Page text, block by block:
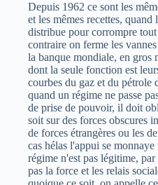
Depuis 1962 ce sont les
et les mêmes recettes,
distribue pour corrompre
contraire on ferme les
la banque mondiale, en gros
dont la seule fonction est
courbes du gaz et du pétrole
quand un régime ne passe
de prise de pouvoir, il doit
soit sur des forces obscures
de forces étrangères ou les
cas hélas l'appui se
régime n'est pas légitime,
pas la force et les relais